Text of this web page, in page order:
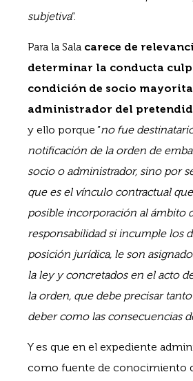
subjetiva”.
Para la Sala carece de
determinar la conducta
condición de socio
administrador del
y ello porque ”no fue
notificación de la orden de
socio o administrador, sino por
que es el vínculo contractual
posible incorporación al ámbito
responsabilidad si incumple los
posición jurídica, le son
la ley y concretados en el acto
la orden, que debe precisar
deber como las consecuencias
Y es que en el expediente
como fuente de conocimiento